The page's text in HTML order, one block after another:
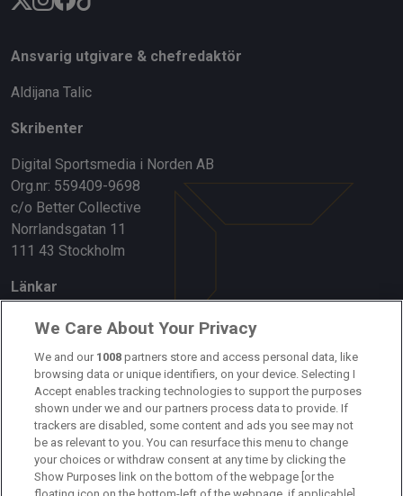
Ansvarig utgivare & chefredaktör
Aldijana Talic
Skribenter
Digital Sportsmedia i Norden AB
Org.nr: 559409-9698
c/o Better Collective
Norrlandsgatan 11
111 43 Stockholm
Länkar
Om oss
Kontakta oss
Kundtjänst
Sponsor: Rekatochklart
Annonsera på Fotbolldirekt
We Care About Your Privacy
We and our 1008 partners store and access personal data, like
browsing data or unique identifiers, on your device. Selecting I
Accept enables tracking technologies to support the purposes
shown under we and our partners process data to provide. If
trackers are disabled, some content and ads you see may not
be as relevant to you. You can resurface this menu to change
your choices or withdraw consent at any time by clicking the
Show Purposes link on the bottom of the webpage [or the